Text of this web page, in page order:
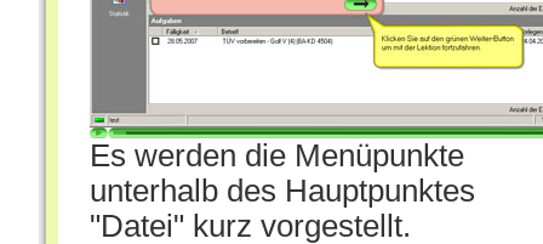
Es werden die Menüpunkte
unterhalb des Hauptpunktes
"Datei" kurz vorgestellt.